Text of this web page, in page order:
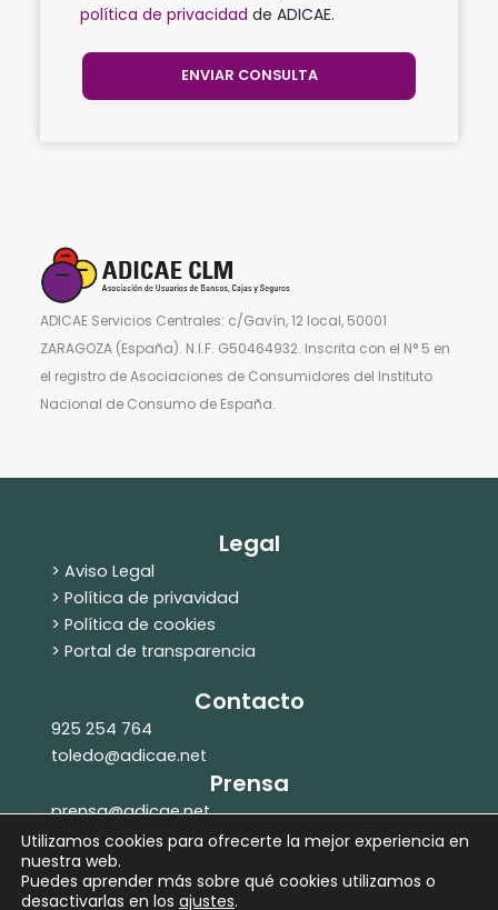
política de privacidad de ADICAE.
ENVIAR CONSULTA
ADICAE Servicios Centrales: c/Gavín, 12 local, 50001
ZARAGOZA (España). N.I.F. G50464932. Inscrita con el N° 5 en
el registro de Asociaciones de Consumidores del Instituto
Nacional de Consumo de España.
Legal
> Aviso Legal
> Política de privavidad
> Política de cookies
> Portal de transparencia
Contacto
925 254 764
toledo@adicae.net
Prensa
prensa@adicae.net
607 261 951
Utilizamos cookies para ofrecerte la mejor experiencia en
nuestra web.
Puedes aprender más sobre qué cookies utilizamos o
desactivarlas en los ajustes.